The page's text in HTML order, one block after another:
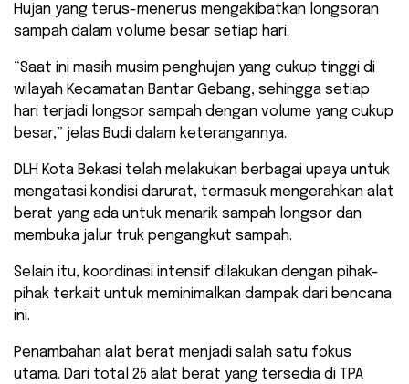
Hujan yang terus-menerus mengakibatkan longsoran
sampah dalam volume besar setiap hari.
“Saat ini masih musim penghujan yang cukup tinggi di
wilayah Kecamatan Bantar Gebang, sehingga setiap
hari terjadi longsor sampah dengan volume yang cukup
besar,” jelas Budi dalam keterangannya.
DLH Kota Bekasi telah melakukan berbagai upaya untuk
mengatasi kondisi darurat, termasuk mengerahkan alat
berat yang ada untuk menarik sampah longsor dan
membuka jalur truk pengangkut sampah.
Selain itu, koordinasi intensif dilakukan dengan pihak-
pihak terkait untuk meminimalkan dampak dari bencana
ini.
Penambahan alat berat menjadi salah satu fokus
utama. Dari total 25 alat berat yang tersedia di TPA